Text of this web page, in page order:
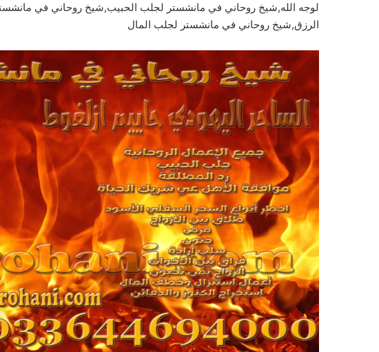
لوجه الله,شيخ روحاني في مانشستر لجلب الحبيب,شيخ روحاني في
الرزق,شيخ روحاني في مانشستر لجلب المال